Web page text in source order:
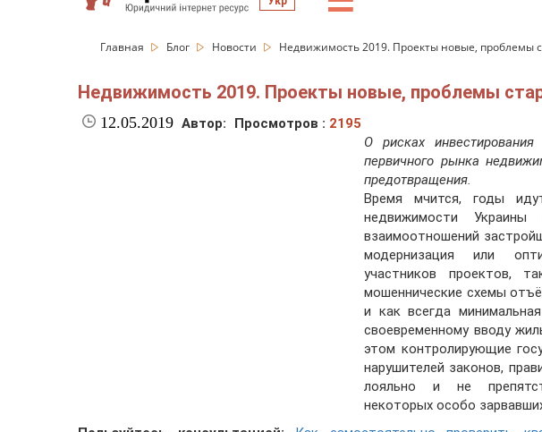
Главная Блог Новости Недвижимость 2019. Проекты новые, проблемы
Недвижимость 2019. Проекты новые, проблемы
12.05.2019 Автор: Просмотров : 2195
О рисках
первичного рынка
предотвращения.
Время мчится, годы
недвижимости
взаимоотношений
модернизация или
участников проектов,
мошеннические схемы
и как всегда
своевременному вводу
этом контролирующие
нарушителей законов,
лояльно и не
некоторых особо